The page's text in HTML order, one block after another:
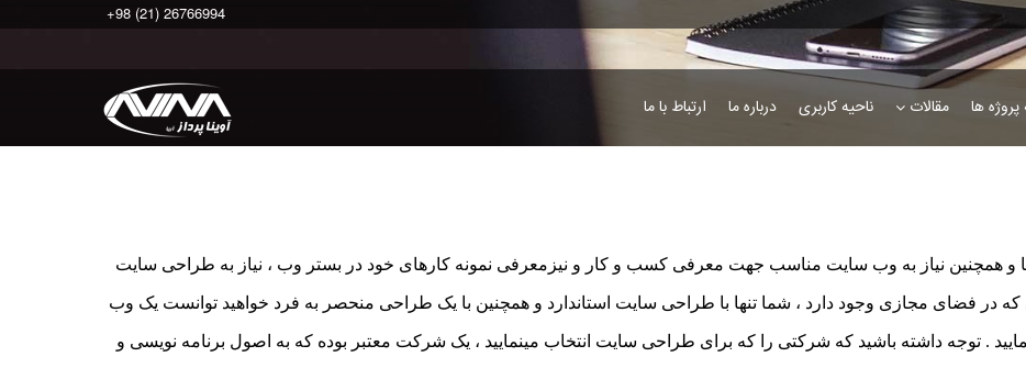
+98 (21) 26766994
ارتباط با ما درباره ما ناحیه کاربری مقالات پروژه ها
و همچنین نیاز به وب سایت مناسب جهت معرفی کسب و کار و نیزمعرفی نمونه کارهای خود در بستر وب ، نیاز به طراحی سایت
در فضای مجازی وجود دارد ، شما تنها با طراحی سایت استاندارد و همچنین با یک طراحی منحصر به فرد خواهید توانست یک وب
. توجه داشته باشید که شرکتی را که برای طراحی سایت انتخاب مینمایید ، یک شرکت معتبر بوده که به اصول برنامه نویسی و